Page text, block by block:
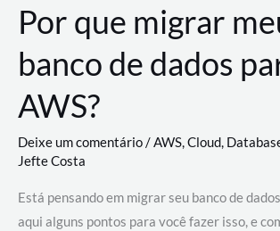
Por que migrar
banco de dados
AWS?
Deixe um comentário/AWS,Cloud,
Jefte Costa
Está pensando em migrar seu banco de
aqui alguns pontos para você fazer isso, e